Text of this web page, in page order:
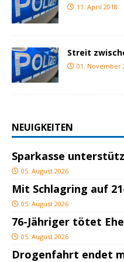
11. April 2018
Streit
01. November
NEUIGKEITEN
Sparkasse
05. August 2026
Mit Schlagring auf
05. August 2026
76-Jähriger tötet
05. August 2026
Drogenfahrt endet